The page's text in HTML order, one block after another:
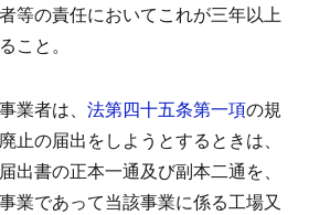
等の責任においてこれが三年以上
こと。
業者は、 法第四十五条第一項の規
止の届出をしようとするときは、
出書の正本一通及び副本二通を、
業であって当該事業に係る工場又